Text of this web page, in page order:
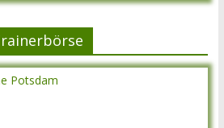
Potsdam